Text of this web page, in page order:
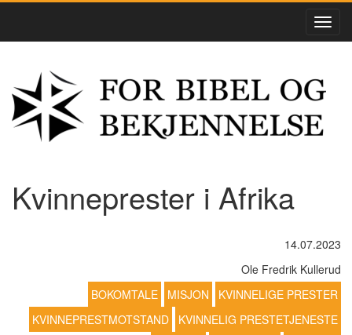
Kvinneprester i Afrika
14.07.2023
Ole Fredrik Kullerud
BOKOMTALE
MISJON
KVINNELIGE PRESTER
KVINNEPRESTMOTSTAND
KVINNELIG PRESTETJENESTE